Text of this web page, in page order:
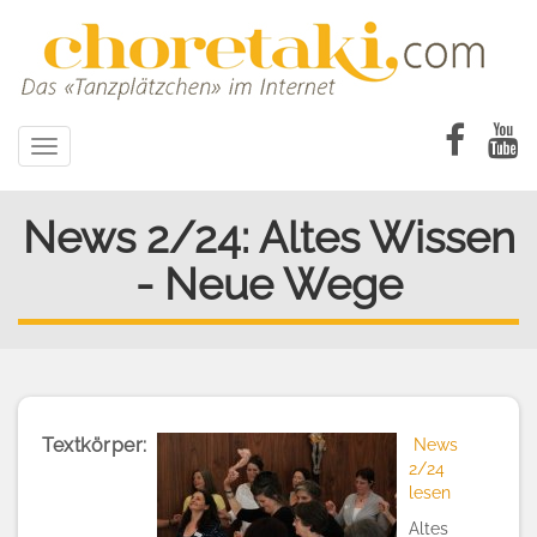
Toggle
navigation
News 2/24: Altes Wissen
- Neue Wege
Textkörper
News
2/24
lesen
Altes